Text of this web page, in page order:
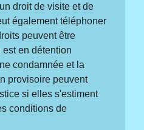
droit de visite et de
également téléphoner
peuvent être
en détention
condamnée et la
provisoire peuvent
si elles s'estiment
conditions de